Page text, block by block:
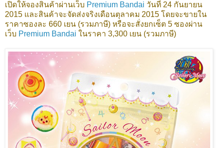
เปิดให้จองสินค้าผ่านเว็บ Premium Bandai วันที่ 24 กันยายน
2015 และสินค้าจะจัดส่งจริงเดือนตุลาคม 2015 โดยจะขายใน
ราคาซองละ 660 เยน (รวมภาษี) หรือจะสั่งยกเซ็ต 5 ซองผ่าน
เว็บ Premium Bandai ในราคา 3,300 เยน (รวมภาษี)